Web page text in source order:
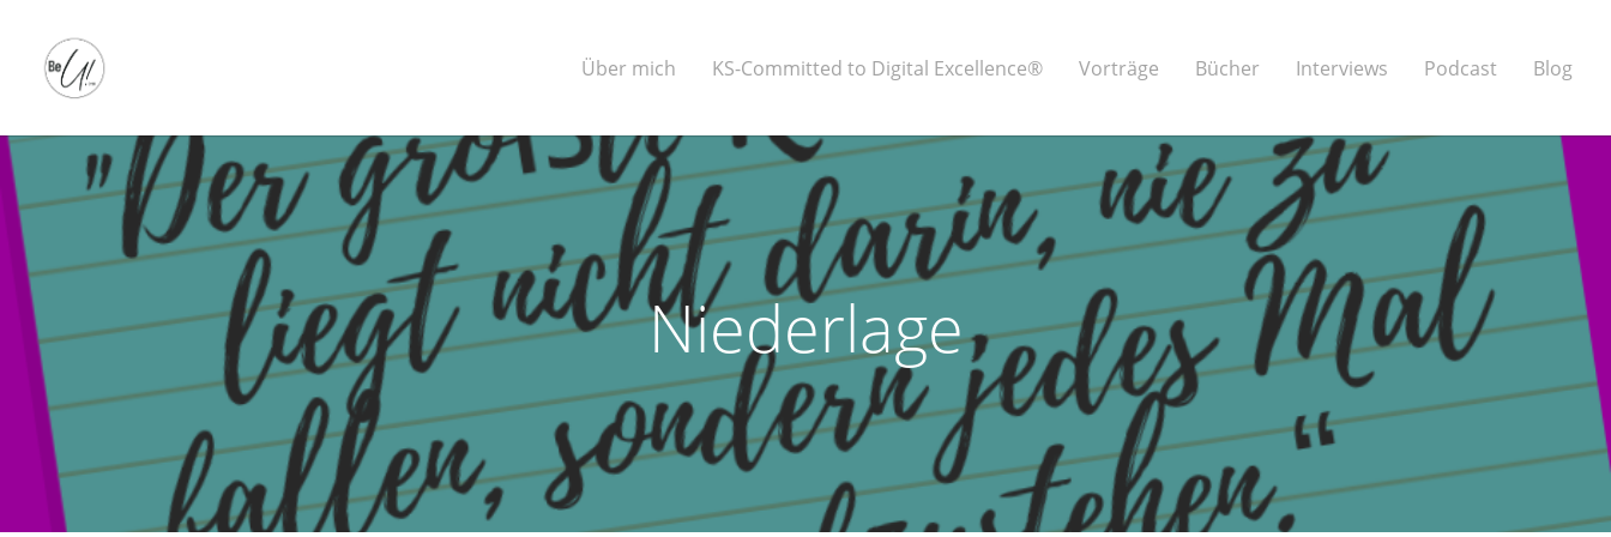
Über mich KS-Committed to Digital Excellence® Vorträge Bücher Interviews Podcast Blog
Niederlage